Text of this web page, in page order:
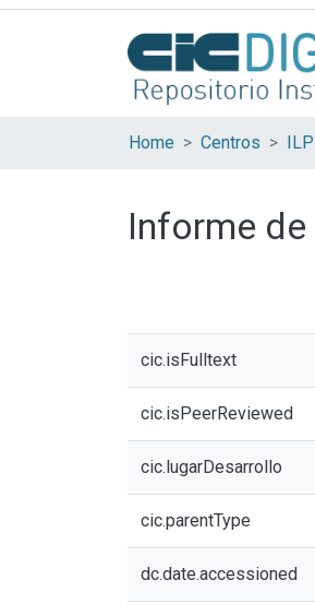
Home Centros
Informe
cic.isFulltext
cic.isPeerReviewed
cic.lugarDesarrollo
cic.parentType
dc.date.accessioned